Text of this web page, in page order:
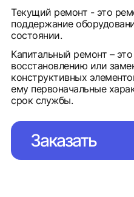
Текущий ремонт - это
поддержание
состоянии.
Капитальный ремонт –
восстановлению или
конструктивных
ему первоначальные
срок службы.
Заказать